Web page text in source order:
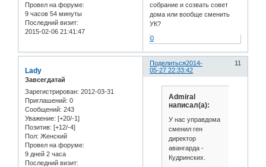
Провел на форуме:
9 часов 54 минуты
Последний визит:
2015-02-06 21:41:47
собрание и созвать совет
дома или вообще сменить
УК?
0
Поделиться 11
2014-
05-27 22:33:42
Lady
Завсегдатай
Зарегистрирован: 2012-03-31
Приглашений: 0
Сообщений: 243
Уважение: [+20/-1]
Позитив: [+12/-4]
Пол: Женский
Провел на форуме:
9 дней 2 часа
Последний визит:
Admiral
написал(а):
У нас управдома
сменил ген
директор
авангарда -
Кудринских.